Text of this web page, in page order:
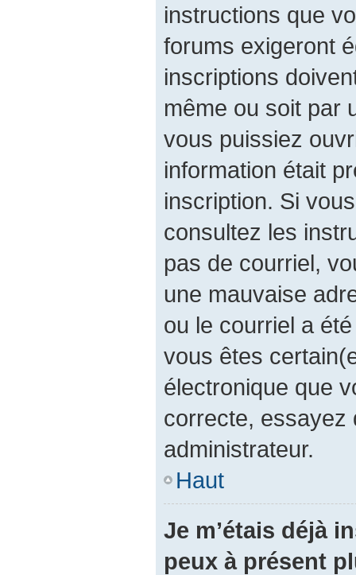
instructions que
forums exigeront
inscriptions
même ou soit par
vous puissiez
information était
inscription. Si
consultez les
pas de courriel,
une mauvaise
ou le courriel a
vous êtes
électronique que
correcte, essayez
administrateur.
Haut
Je m’étais déjà
peux à présent